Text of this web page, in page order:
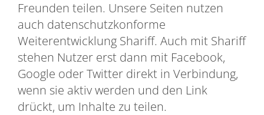
Freunden teilen. Unsere Seiten nutzen
auch datenschutzkonforme
Weiterentwicklung Shariff. Auch mit Shariff
stehen Nutzer erst dann mit Facebook,
Google oder Twitter direkt in Verbindung,
wenn sie aktiv werden und den Link
drückt, um Inhalte zu teilen.